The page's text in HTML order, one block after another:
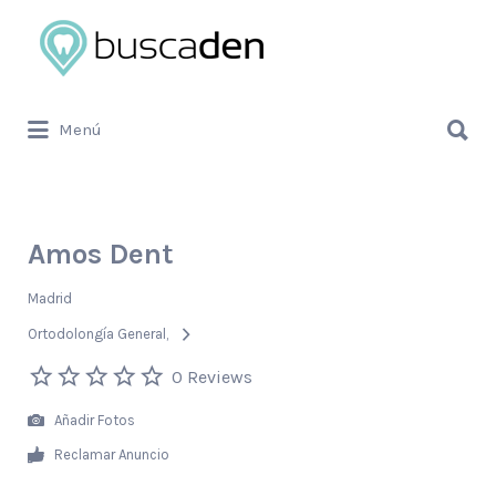
Buscar
por:
Menú
por:
Amos Dent
Madrid
Ortodolongía General
0 Reviews
Añadir Fotos
Reclamar Anuncio